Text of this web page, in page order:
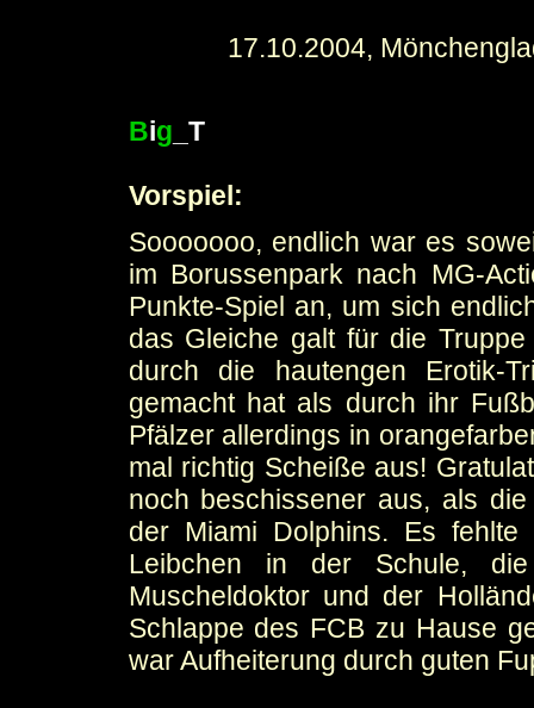
17.10.2004,
Big _T
Vorspiel:
Sooooooo, endlich war es
im Borussenpark nach MG-
Punkte-Spiel an, um sich
das Gleiche galt für die
durch die hautengen Erotik-
gemacht hat als durch ihr
Pfälzer allerdings in
mal richtig Scheiße aus!
noch beschissener aus, als
der Miami Dolphins. Es
Leibchen in der Schule,
Muscheldoktor und der
Schlappe des FCB zu Hause
war Aufheiterung durch guten